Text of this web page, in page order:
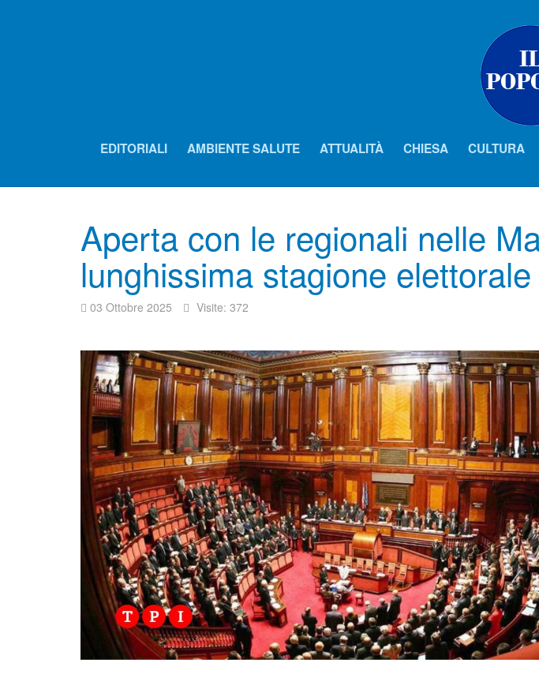
EDITORIALI AMBIENTE SALUTE ATTUALITÀ CHIESA CULTURA
Aperta con le regionali nelle
lunghissima stagione elettorale
03 Ottobre 2025 Visite: 372